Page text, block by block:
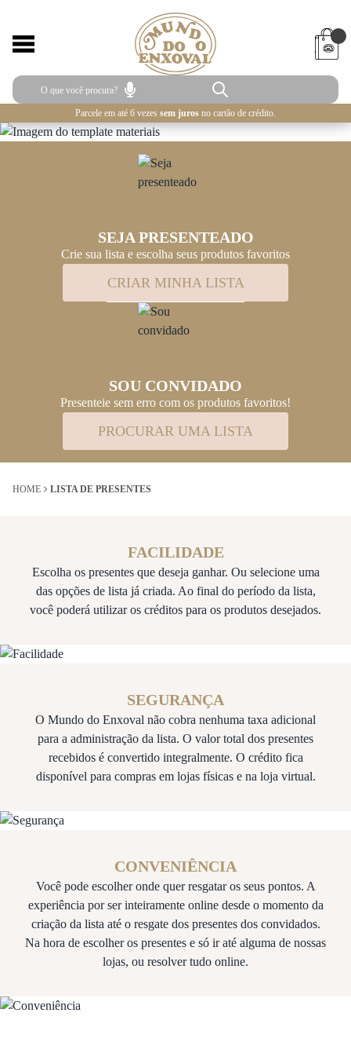
Parcele em até 6 vezes sem juros no cartão de crédito.
SEJA PRESENTEADO
Crie sua lista e escolha seus produtos favoritos
CRIAR MINHA LISTA
SOU CONVIDADO
Presenteie sem erro com os produtos favoritos!
PROCURAR UMA LISTA
HOME LISTA DE PRESENTES
FACILIDADE
Escolha os presentes que deseja ganhar. Ou selecione uma
das opções de lista já criada. Ao final do período da lista,
você poderá utilizar os créditos para os produtos desejados.
SEGURANÇA
O Mundo do Enxoval não cobra nenhuma taxa adicional
para a administração da lista. O valor total dos presentes
recebidos é convertido integralmente. O crédito fica
disponível para compras em lojas físicas e na loja virtual.
CONVENIÊNCIA
Você pode escolher onde quer resgatar os seus pontos. A
experiência por ser inteiramente online desde o momento da
criação da lista até o resgate dos presentes dos convidados.
Na hora de escolher os presentes e só ir até alguma de nossas
lojas, ou resolver tudo online.